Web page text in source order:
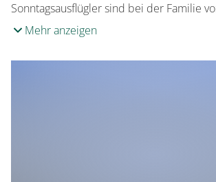
Sonntagsausflügler sind bei der Familie
Mehr anzeigen